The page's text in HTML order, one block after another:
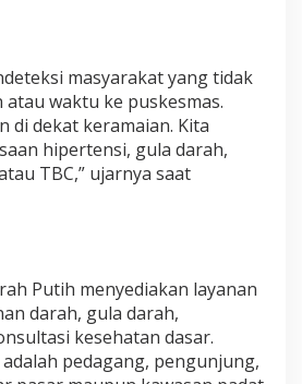
masyarakat yang tidak
waktu ke puskesmas.
di dekat keramaian. Kita
hipertensi, gula darah,
TBC,” ujarnya saat
Putih menyediakan layanan
darah, gula darah,
kesehatan dasar.
pedagang, pengunjung,